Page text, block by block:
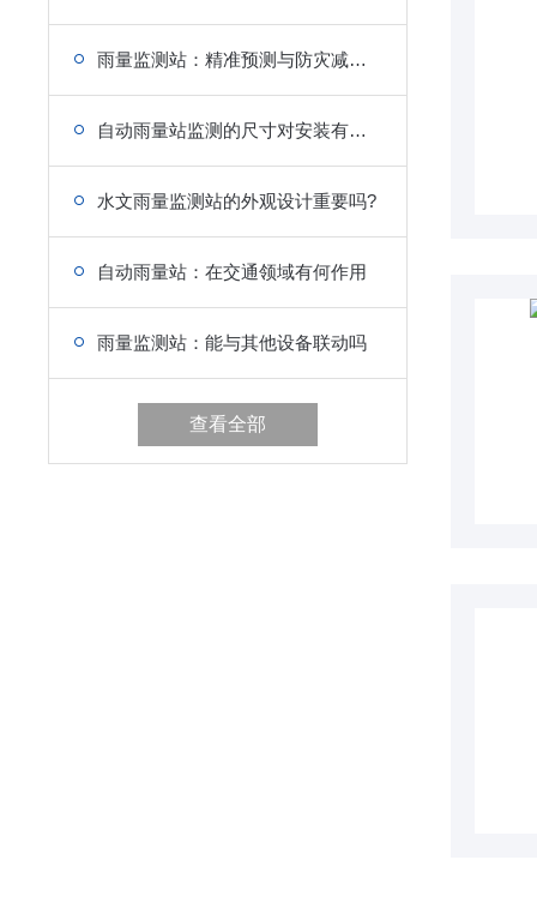
雨量监测站：精准预测与防灾减灾的关键基础设施
自动雨量站监测的尺寸对安装有影响吗?
水文雨量监测站的外观设计重要吗?
自动雨量站：在交通领域有何作用
雨量监测站：能与其他设备联动吗
查看全部